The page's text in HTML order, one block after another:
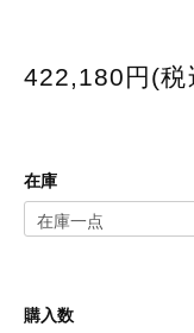
422,180円(税
在庫
購入数